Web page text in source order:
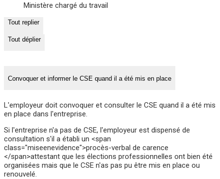
Ministère chargé du travail
Tout replier
Tout déplier
Convoquer et informer le CSE quand il a été mis en place
L'employeur doit convoquer et consulter le CSE quand il a été mis
en place dans l'entreprise.
Si l'entreprise n'a pas de CSE, l'employeur est dispensé de
consultation s'il a établi un <span
class="miseenevidence">procès-verbal de carence
</span>attestant que les élections professionnelles ont bien été
organisées mais que le CSE n'as pas pu être mis en place ou
renouvelé.